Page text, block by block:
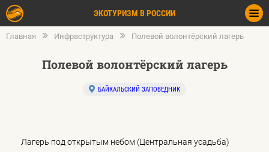
ЭКОТУРИЗМ В РОССИИ
Главная Инфраструктура Полевой волонтёрский лагерь
Полевой волонтёрский лагерь
БАЙКАЛЬСКИЙ ЗАПОВЕДНИК
Лагерь под открытым небом (Центральная усадьба)